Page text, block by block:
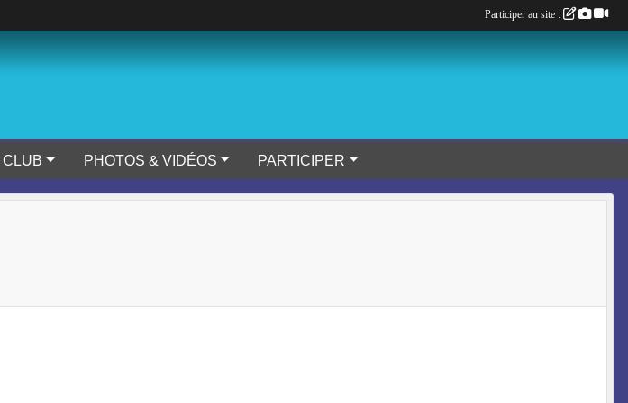
CLUB PHOTOS & VIDÉOS PARTICIPER
Participer au site :